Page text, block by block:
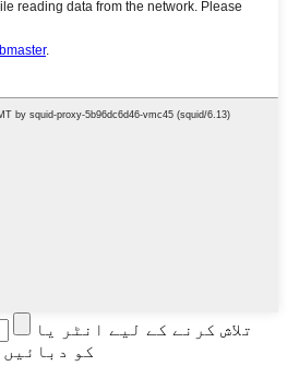
تلاش کرنے کے لیے انٹر یا
بند کرنے کے لیے ESC کو دبائیں۔